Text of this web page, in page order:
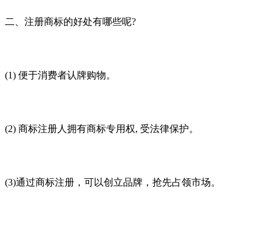
二、注册商标的好处有哪些呢?
(1) 便于消费者认牌购物。
(2) 商标注册人拥有商标专用权, 受法律保护。
(3)通过商标注册，可以创立品牌，抢先占领市场。